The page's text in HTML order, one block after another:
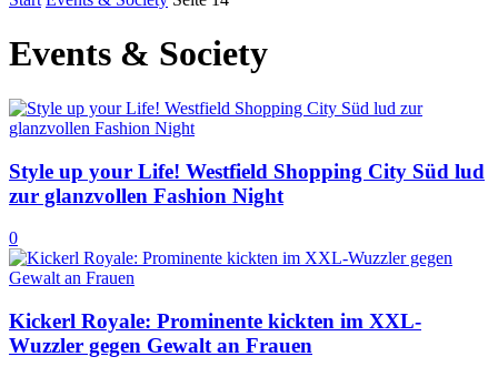
Events & Society
Style up your Life! Westfield Shopping City Süd lud
zur glanzvollen Fashion Night
0
Kickerl Royale: Prominente kickten im XXL-
Wuzzler gegen Gewalt an Frauen